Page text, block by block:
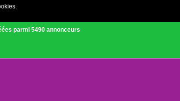
Créer un compte
parmi 5490 annonceurs